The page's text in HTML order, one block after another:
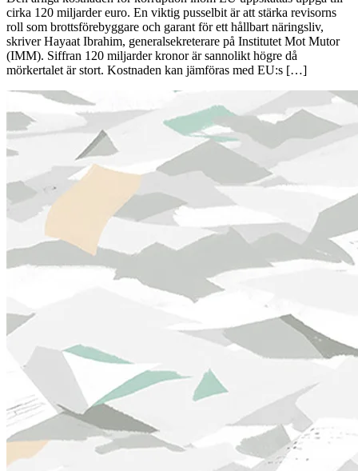
cirka 120 miljarder euro. En viktig pusselbit är att stärka revisorns
roll som brottsförebyggare och garant för ett hållbart näringsliv,
skriver Hayaat Ibrahim, generalsekreterare på Institutet Mot Mutor
(IMM). Siffran 120 miljarder kronor är sannolikt högre då
mörkertalet är stort. Kostnaden kan jämföras med EU:s […]